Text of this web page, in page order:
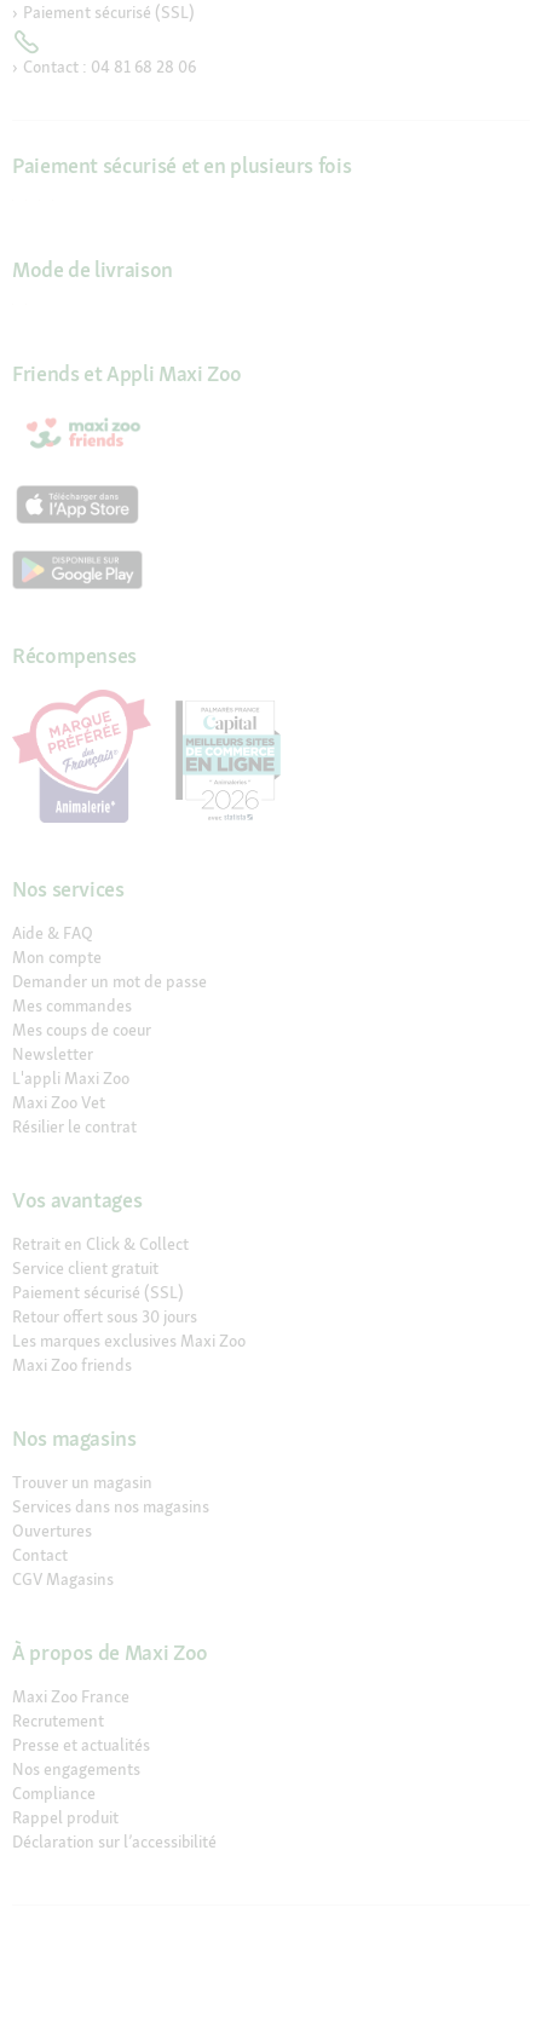
Paiement sécurisé (SSL)
Contact : 04 81 68 28 06
Paiement sécurisé et en plusieurs fois
Mode de livraison
Friends et Appli Maxi Zoo
Récompenses
Nos services
Aide & FAQ
Mon compte
Demander un mot de passe
Mes commandes
Mes coups de coeur
Newsletter
L'appli Maxi Zoo
Maxi Zoo Vet
Résilier le contrat
Vos avantages
Retrait en Click & Collect
Service client gratuit
Paiement sécurisé (SSL)
Retour offert sous 30 jours
Les marques exclusives Maxi Zoo
Maxi Zoo friends
Nos magasins
Trouver un magasin
Services dans nos magasins
Ouvertures
Contact
CGV Magasins
À propos de Maxi Zoo
Maxi Zoo France
Recrutement
Presse et actualités
Nos engagements
Compliance
Rappel produit
Déclaration sur l’accessibilité